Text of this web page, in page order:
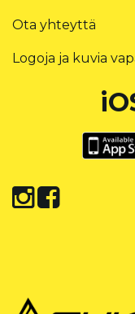
Ota yhteyttä
Logoja ja kuvia